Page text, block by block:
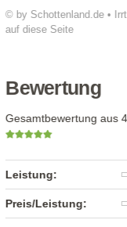
© by Schottenland.de •
auf diese Seite
Bewertung
Gesamtbewertung aus
Leistung:
Preis/Leistung: